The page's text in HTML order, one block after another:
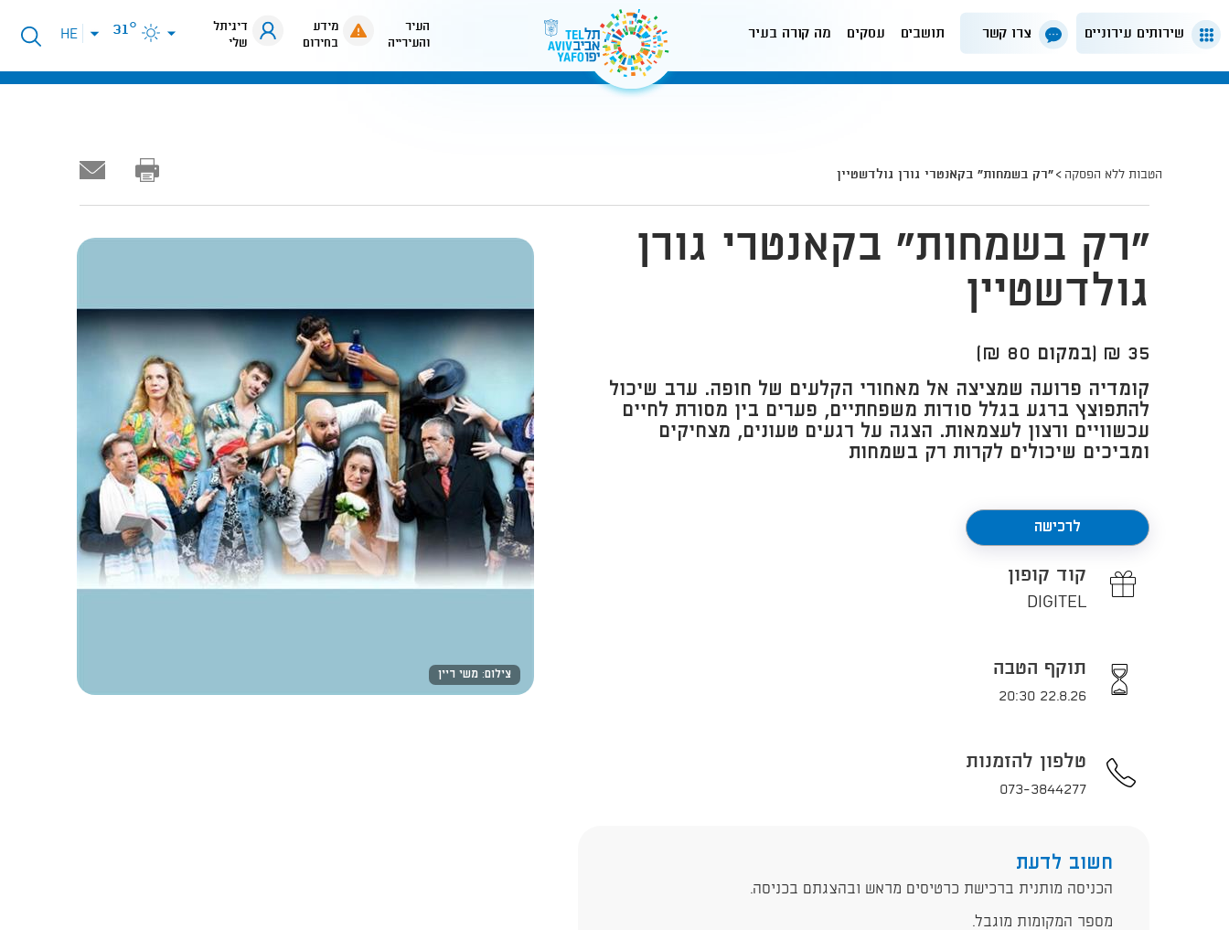
שירותים עירוניים צרו קשר תושבים עסקים מה קורה בעיר
העיר
והעירייה
מידע
בחירום
דיגיתל
שלי
31°
פתיחת
תפריט
HE
הטבות ללא הפסקה "רק בשמחות" בקאנטרי גורן גולדשטיין
צילום: משי ריין
"רק בשמחות" בקאנטרי גורן
גולדשטיין
35 ₪ (במקום 80 ₪)
קומדיה פרועה שמציצה אל מאחורי הקלעים של חופה. ערב שיכול
להתפוצץ ברגע בגלל סודות משפחתיים, פערים בין מסורת לחיים
עכשוויים ורצון לעצמאות. הצגה על רגעים טעונים, מצחיקים
ומביכים שיכולים לקרות רק בשמחות​
לרכישה
קוד קופון
DIGITEL
תוקף הטבה
22.8.26 20:30
טלפון להזמנות
073-3844277
חשוב לדעת
הכניסה מותנית ברכישת כרטיסים מראש ובהצגתם בכניסה.
מספר המקומות מוגבל.